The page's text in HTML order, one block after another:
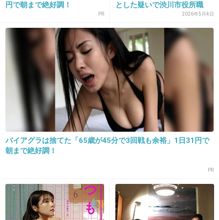
2018/08/11(土) 15:50:42
そんな名前にしたら
それこそグレそう
+68
2018/08/11(土) 15:51:00
その名前にしなくて良かったね
2018/08/11(土) 15:51:02
前のトピで石田純一の名付けセンス褒めてた人いたよね。
円で朝まで絶好調！
PR
とした疑いで渋川市役所職
2026年5月4日
バイアグラは捨てた「65歳が45分で3回戦も余裕」1日31円で
朝まで絶好調！
PR